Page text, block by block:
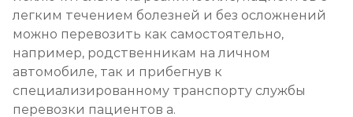
легким течением болезней и без осложнений
можно перевозить как самостоятельно,
например, родственникам на личном
автомобиле, так и прибегнув к
специализированному транспорту службы
перевозки пациентов а.